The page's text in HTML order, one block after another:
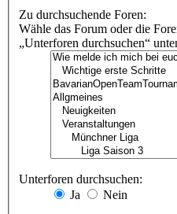
Zu durchsuchende Foren:
Wähle das Forum oder die
„Unterforen durchsuchen“
Unterforen durchsuchen:
Ja
Nein